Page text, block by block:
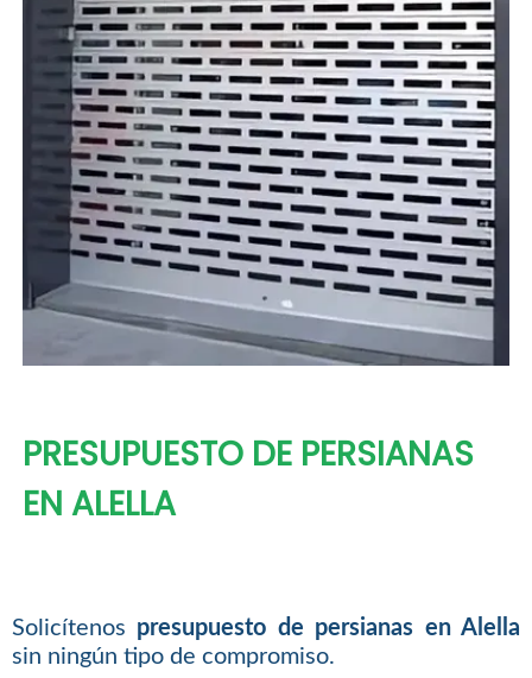
PRESUPUESTO DE PERSIANAS
EN ALELLA
Solicítenos presupuesto de persianas en Alella
sin ningún tipo de compromiso.